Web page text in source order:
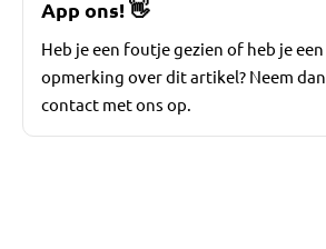
App ons!👋
Heb je een foutje gezien of heb je een
opmerking over dit artikel? Neem dan
contact met ons op.